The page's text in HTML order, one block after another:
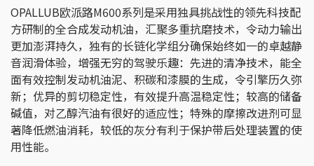
OPALLUB欧派路M600系列是采用独具挑战性的领先科技配
方研制的全合成发动机油，汇聚多重抗磨技术，令动力输出
更加澎湃持久，独有的长链化学组分确保始终如一的卓越静
音润滑体验，增强无穷的驾驶乐趣：先进的清净技术，能全
面有效控制发动机油泥、积碳和漆膜的生成，令引擎历久弥
新；优异的剪切稳定性，有效提升高温稳定性；较高的储备
碱值，对乙醇汽油有很好的适应性；特殊的摩擦改进剂可显
著降低燃油消耗，较低的灰分有利于保护带后处理装置的使
用性能。